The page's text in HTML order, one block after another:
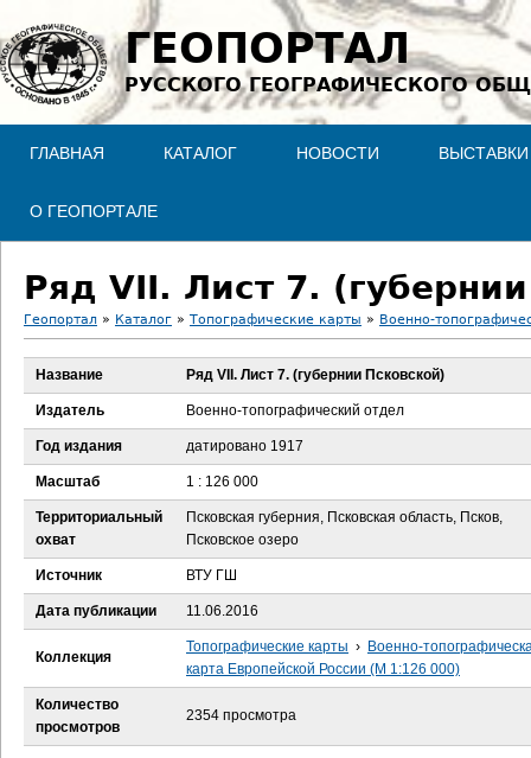
Jump to navigation
ГЕОПОРТАЛ
РУССКОГО ГЕОГРАФИЧЕСКОГО
ГЛАВНАЯ КАТАЛОГ НОВОСТИ ВЫСТАВКИ
О ГЕОПОРТАЛЕ
Ряд VII. Лист 7.
В
ы
д
е
с
ь
Геопортал » Каталог » Топографические карты » Военно-
Название Ряд VII. Лист 7. (губернии Псковской)
Издатель Военно-топографический отдел
Год издания датировано 1917
Масштаб 1 : 126 000
Территориальный
охват
Псковская губерния, Псковская область, Псков,
Псковское озеро
Источник ВТУ ГШ
Дата публикации 11.06.2016
Коллекция
Топографические карты › Военно-
карта Европейской России (М 1:126 000)
Количество
просмотров
2354 просмотра